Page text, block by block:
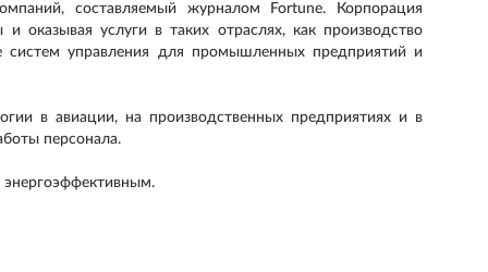
составляемый журналом Fortune. Корпорация
оказывая услуги в таких отраслях, как производство
систем управления для промышленных предприятий и
в авиации, на производственных предприятиях и в
персонала.